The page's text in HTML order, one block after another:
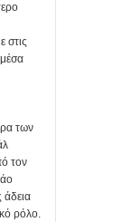
στις
των
τον
άδεια
ρόλο.